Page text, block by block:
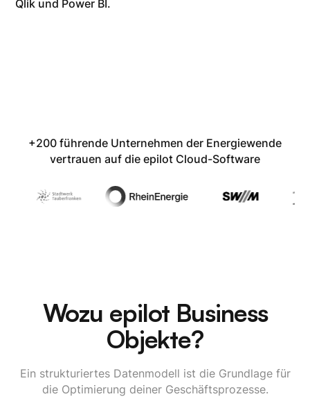
+200 führende Unternehmen der Energiewende
vertrauen auf die epilot Cloud-Software
Wozu epilot Business
Objekte?
Ein strukturiertes Datenmodell ist die Grundlage für
die Optimierung deiner Geschäftsprozesse.